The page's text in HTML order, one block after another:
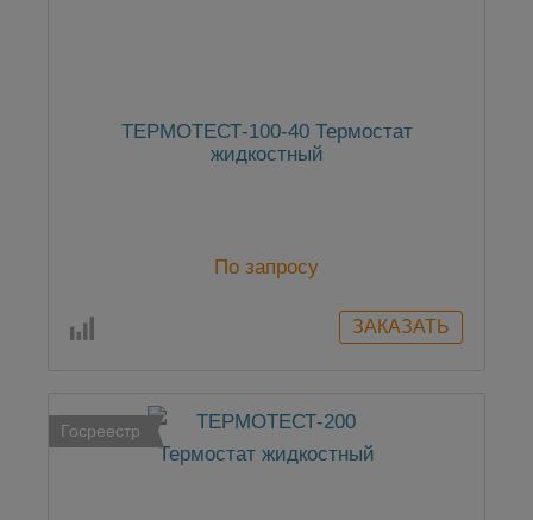
ТЕРМОТЕСТ-100-40 Термостат
жидкостный
По запросу
Госреестр